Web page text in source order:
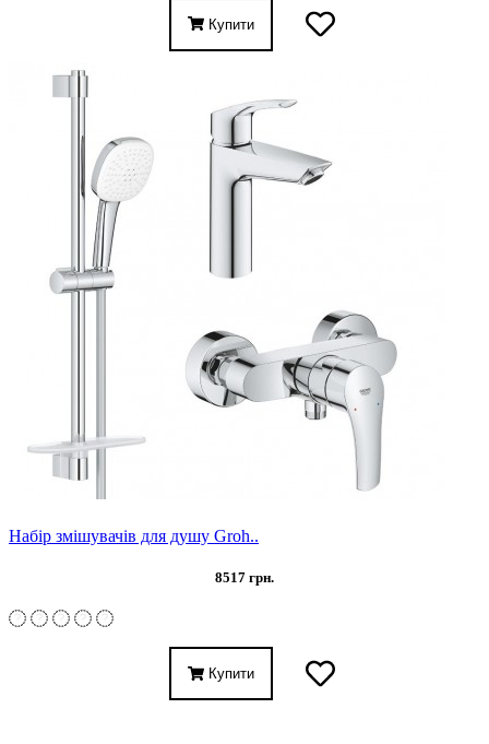
Купити
Набір змішувачів для душу Groh..
8517 грн.
Купити